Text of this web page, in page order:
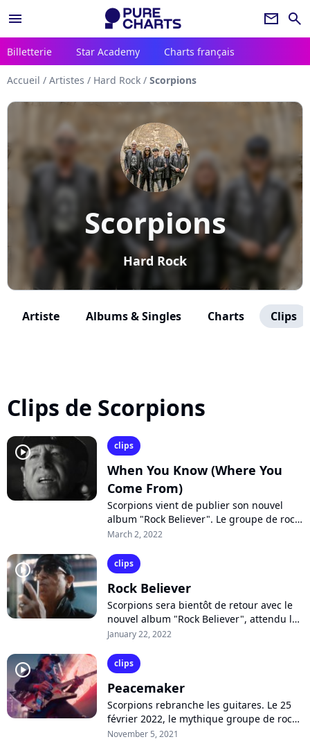
menu newsletter search
Billetterie Star Academy Charts français
Accueil / Artistes / Hard Rock / Scorpions
Scorpions
Hard Rock
Artiste Albums & Singles Charts Clips
Clips de Scorpions
player2 clips
When You Know (Where You
Come From)
Scorpions vient de publier son nouvel
album "Rock Believer". Le groupe de rock
allemand fait toujours crisser les guitares
March 2, 2022
player2 clips
Rock Believer
Scorpions sera bientôt de retour avec le
nouvel album "Rock Believer", attendu le
25 février. Le groupe allemand dévoile le
January 22, 2022
player2 clips
Peacemaker
Scorpions rebranche les guitares. Le 25
février 2022, le mythique groupe de rock
sortira son nouvel album "Rock Believer",
November 5, 2021